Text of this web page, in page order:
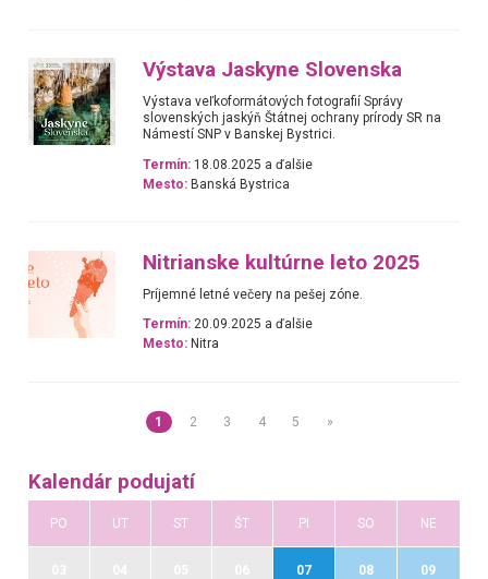
Výstava Jaskyne Slovenska
Výstava veľkoformátových fotografií Správy
slovenských jaskýň Štátnej ochrany prírody SR na
Námestí SNP v Banskej Bystrici.
Termín: 18.08.2025 a ďalšie
Mesto: Banská Bystrica
Nitrianske kultúrne leto 2025
Príjemné letné večery na pešej zóne.
Termín: 20.09.2025 a ďalšie
Mesto: Nitra
1 2 3 4 5 »
Kalendár podujatí
PO UT ST ŠT PI SO NE
07 08 09